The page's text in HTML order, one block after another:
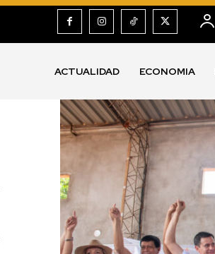
ACTUALIDAD ECONOMIA